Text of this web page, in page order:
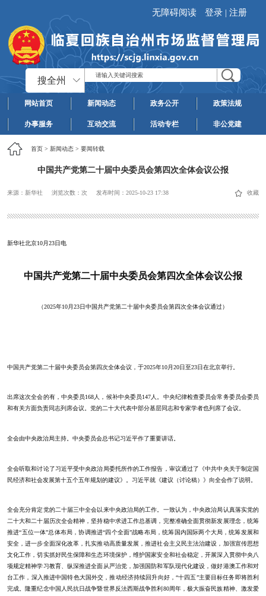
无障碍阅读 登录 | 注册
搜全州
网站首页 新闻动态 政务公开 政策法规
办事服务 互动交流 活动专栏 非公党建
首页> 新闻动态> 要闻转载
中国共产党第二十届中央委员会第四次全体会议公报
来源：新华社 浏览次数： 次 发布时间： 2025-10-23 17:38 收藏
新华社北京10月23日电
中国共产党第二十届中央委员会第四次全体会议公报
（2025年10月23日中国共产党第二十届中央委员会第四次全体会议通过）
中国共产党第二十届中央委员会第四次全体会议，于2025年10月20日至23日在北京举行。
出席这次全会的有，中央委员168人，候补中央委员147人。中央纪律检查委员会常务委员会委员
和有关方面负责同志列席会议。党的二十大代表中部分基层同志和专家学者也列席了会议。
全会由中央政治局主持。中央委员会总书记习近平作了重要讲话。
全会听取和讨论了习近平受中央政治局委托所作的工作报告，审议通过了《中共中央关于制定国
民经济和社会发展第十五个五年规划的建议》。习近平就《建议（讨论稿）》向全会作了说明。
全会充分肯定党的二十届三中全会以来中央政治局的工作。一致认为，中央政治局认真落实党的
二十大和二十届历次全会精神，坚持稳中求进工作总基调，完整准确全面贯彻新发展理念，统筹
推进“五位一体”总体布局，协调推进“四个全面”战略布局，统筹国内国际两个大局，统筹发展和
安全，进一步全面深化改革，扎实推动高质量发展，推进社会主义民主法治建设，加强宣传思想
文化工作，切实抓好民生保障和生态环境保护，维护国家安全和社会稳定，开展深入贯彻中央八
项规定精神学习教育、纵深推进全面从严治党，加强国防和军队现代化建设，做好港澳工作和对
台工作，深入推进中国特色大国外交，推动经济持续回升向好，“十四五”主要目标任务即将胜利
完成。隆重纪念中国人民抗日战争暨世界反法西斯战争胜利80周年，极大振奋民族精神、激发爱